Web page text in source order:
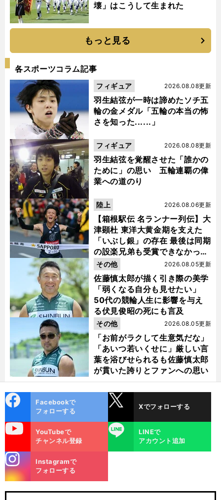
壊」はこうして生まれた
もっと見る
各スポーツコラム記事
羽生結弦が一時は諦めたソチ五
輪の金メダル「五輪の本当の怖
さを知った......」
2026.08.08更新
フィギュア
羽生結弦を覚醒させた「誰かの
ために」の思い 五輪連覇の偉
業への道のり
2026.08.08更新
フィギュア
【箱根駅伝 名ランナー列伝】大
津顕杜 東洋大黄金期を支えた
「いぶし銀」の存在 最後は同期
の設楽兄弟も受賞できなかった
金栗杯に輝く
2026.08.06更新
陸上
佐藤慎太郎が描く引き際の美学
「弱くなる自分も見せたい」
50代の競輪人生に影響を与え
る伏見俊昭の死にも言及
2026.08.05更新
その他
「お前がラクして生意気だな」
「あいつ若いくせに」厳しい言
葉を浴びせられるも佐藤慎太郎
が貫いた誇りとファンへの思い
2026.08.05更新
その他
ok
Facebookで
フォローする
Xでフォローする
YouTubeで
チャンネル登録
LINE
LINEで
アカウント追加
m
Instagramで
フォローする